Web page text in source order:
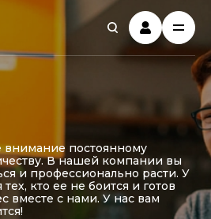
постоянному
В нашей компании вы
и профессионально расти. У
кто ее не боится и готов
вместе с нами. У нас вам